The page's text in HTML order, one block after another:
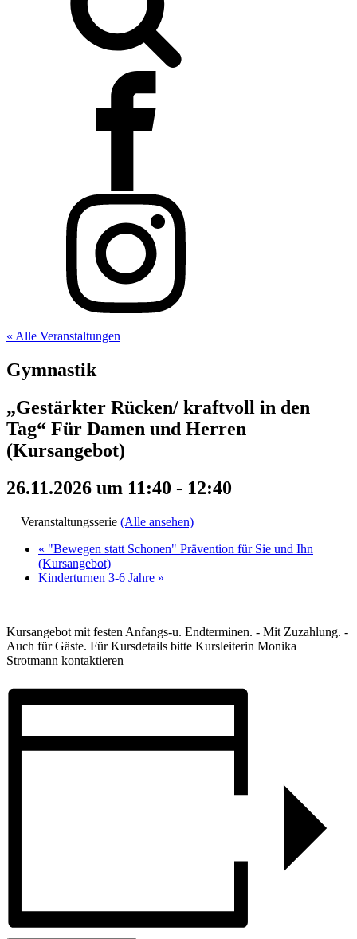
« Alle Veranstaltungen
Gymnastik
„Gestärkter Rücken/ kraftvoll in den
Tag“ Für Damen und Herren
(Kursangebot)
26.11.2026 um 11:40 - 12:40
Veranstaltungsserie (Alle ansehen)
« "Bewegen statt Schonen" Prävention für Sie und Ihn
(Kursangebot)
Kinderturnen 3-6 Jahre »
Kursangebot mit festen Anfangs-u. Endterminen. - Mit Zuzahlung. -
Auch für Gäste. Für Kursdetails bitte Kursleiterin Monika
Strotmann kontaktieren